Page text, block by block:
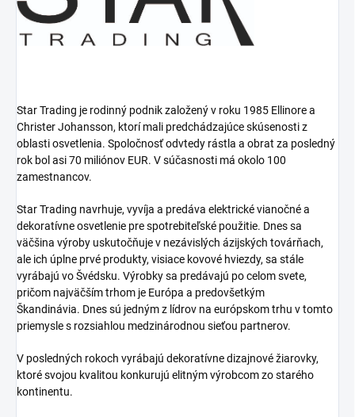
Star Trading je rodinný podnik založený v roku 1985 Ellinore a
Christer Johansson, ktorí mali predchádzajúce skúsenosti z
oblasti osvetlenia. Spoločnosť odvtedy rástla a obrat za posledný
rok bol asi 70 miliónov EUR. V súčasnosti má okolo 100
zamestnancov.
Star Trading navrhuje, vyvíja a predáva elektrické vianočné a
dekoratívne osvetlenie pre spotrebiteľské použitie. Dnes sa
väčšina výroby uskutočňuje v nezávislých ázijských továrňach,
ale ich úplne prvé produkty, visiace kovové hviezdy, sa stále
vyrábajú vo Švédsku. Výrobky sa predávajú po celom svete,
pričom najväčším trhom je Európa a predovšetkým
Škandinávia. Dnes sú jedným z lídrov na európskom trhu v tomto
priemysle s rozsiahlou medzinárodnou sieťou partnerov.
V posledných rokoch vyrábajú dekoratívne dizajnové žiarovky,
ktoré svojou kvalitou konkurujú elitným výrobcom zo starého
kontinentu.